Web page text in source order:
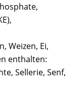
Weizen, Ei,
enthalten:
Sellerie, Senf,